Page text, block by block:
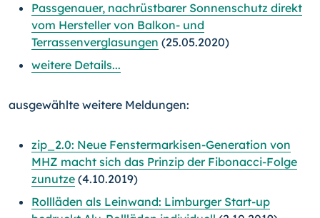
Passgenauer, nachrüstbarer Sonnenschutz direkt
vom Hersteller von Balkon- und
Terrassenverglasungen (25.05.2020)
weitere Details...
ausgewählte weitere Meldungen:
zip_2.0: Neue Fenstermarkisen-Generation von
MHZ macht sich das Prinzip der Fibonacci-Folge
zunutze (4.10.2019)
Rollläden als Leinwand: Limburger Start-up